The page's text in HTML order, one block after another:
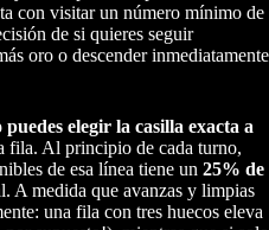
con visitar un número mínimo de
de si quieres seguir
oro o descender inmediatamente
puedes elegir la casilla exacta a
fila. Al principio de cada turno,
de esa línea tiene un 25% de
A medida que avanzas y limpias
una fila con tres huecos eleva